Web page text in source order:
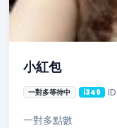
小紅包
一對多等待中 i349
一對多點數